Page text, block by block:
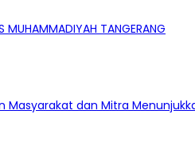
MUHAMMADIYAH TANGERANG
Masyarakat dan Mitra